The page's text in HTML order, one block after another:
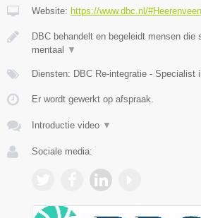
Website: https://www.dbc.nl/#Heerenveen
DBC behandelt en begeleidt mensen
mentaal
▼
Diensten: DBC Re-integratie - Specialist
Er wordt gewerkt op afspraak.
Introductie video ▼
Sociale media: